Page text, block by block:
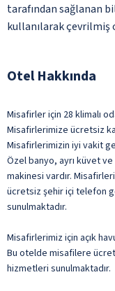
tarafından sağlanan
kullanılarak çevrilmiş
Otel Hakkında
Misafirler için 28 klimalı
Misafirlerimize ücretsiz
Misafirlerimizin iyi vakit
Özel banyo, ayrı küvet ve
makinesi vardır.
ücretsiz şehir içi telefon
sunulmaktadır.
Misafirlerimiz için açık
Bu otelde misafilere
hizmetleri sunulmaktadır.